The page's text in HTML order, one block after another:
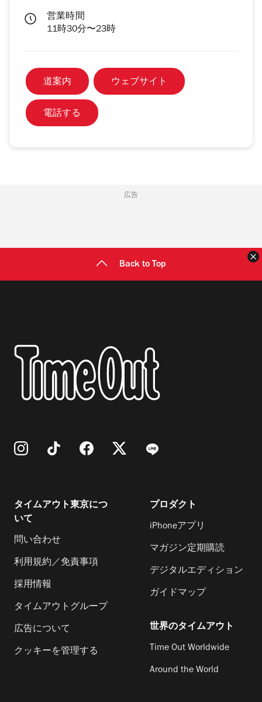
営業時間
11時30分〜23時
道案内 ウェブサイト
電話する
広告
Back to Top
タイムアウト東京につ
いて
問い合わせ
利用規約／免責事項
採用情報
タイムアウトグループ
広告について
クッキーを管理する
プロダクト
iPhoneアプリ
マガジン定期購読
デジタルエディション
ガイドマップ
世界のタイムアウト
Time Out Worldwide
Around the World